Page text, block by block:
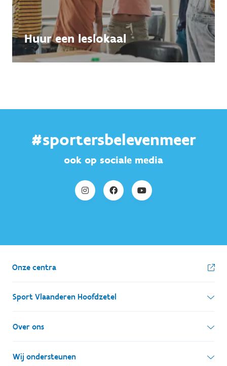
Huur een leslokaal
#sportersbelevenmeer
ook op sociale media
Onze centra
Sport Vlaanderen Hoofdzetel
Simon Bolivarlaan 17
1000 Brussel
Ondernemingsnummer: BE 0248.142.826
Over ons
Wie zijn we, wat doen we
Wij ondersteunen